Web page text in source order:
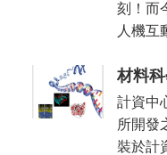
刻！而
人機互
材料
計資中
所開發
裝於計